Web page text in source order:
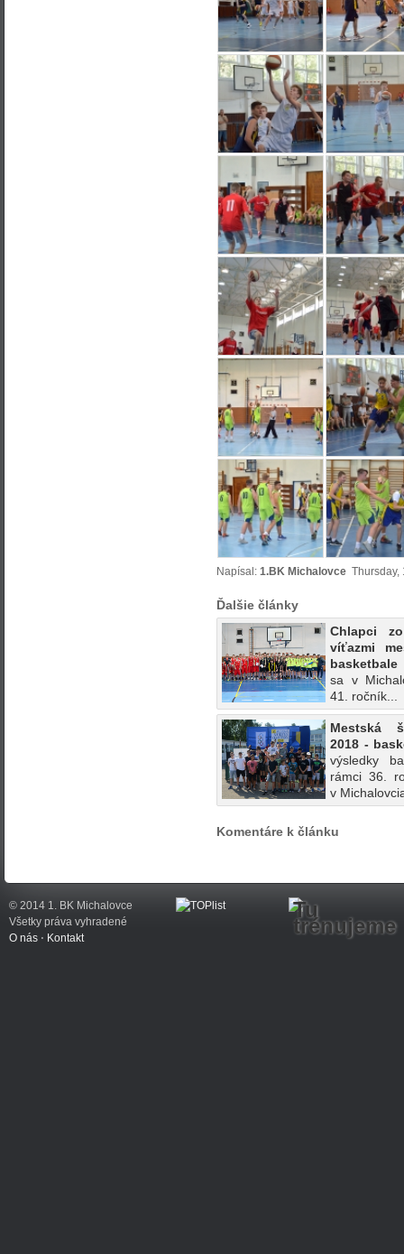
Napísal: 1.BK Michalovce Thursday,
Ďalšie články
Chlapci
víťazmi
basketbale
sa v
41. ročník...
Mestská
2018 -
výsledky
rámci 36.
v
Komentáre k článku
© 2014 1. BK Michalovce
Všetky práva vyhradené
O nás ⋅ Kontakt
Tu
trénujeme